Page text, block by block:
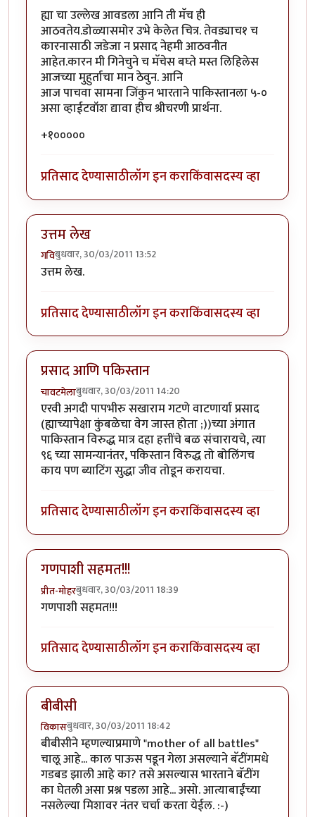
ह्या चा उल्लेख आवडला आनि ती मॅच ही
आठवतेय.डोळ्यासमोर उभे केलेत चित्र. तेवड्याच१ च
कारनासाठी जडेजा न प्रसाद नेहमी आठवनीत
आहेत.कारन मी गिनेचुने च मॅचेस बघ्ते मस्त लिहिलेस
आजच्या मुहुर्ताचा मान ठेवुन. आनि
आज पाचवा सामना जिंकुन भारताने पाकिस्तानला ५-०
असा व्हाईटवॉश द्यावा हीच श्रीचरणी प्रार्थना.
+१०००००
प्रतिसाद देण्यासाठीलॉग इन कराकिंवासदस्य व्हा
उत्तम लेख
गविबुधवार, 30/03/2011 13:52
उत्तम लेख.
प्रतिसाद देण्यासाठीलॉग इन कराकिंवासदस्य व्हा
प्रसाद आणि पकिस्तान
चावटमेलाबुधवार, 30/03/2011 14:20
एरवी अगदी पापभीरु सखाराम गटणे वाटणार्या प्रसाद
(ह्याच्यापेक्षा कुंबळेचा वेग जास्त होता ;))च्या अंगात
पाकिस्तान विरुद्ध मात्र दहा हत्तींचे बळ संचारायचे, त्या
९६ च्या सामन्यानंतर, पकिस्तान विरुद्ध तो बोलिंगच
काय पण ब्याटिंग सुद्धा जीव तोडून करायचा.
प्रतिसाद देण्यासाठीलॉग इन कराकिंवासदस्य व्हा
गणपाशी सहमत!!!
प्रीत-मोहरबुधवार, 30/03/2011 18:39
गणपाशी सहमत!!!
प्रतिसाद देण्यासाठीलॉग इन कराकिंवासदस्य व्हा
बीबीसी
विकासबुधवार, 30/03/2011 18:42
बीबीसीने म्हणल्याप्रमाणे "mother of all battles"
चालू आहे... काल पाऊस पडून गेला असल्याने बॅटींगमधे
गडबड झाली आहे का? तसे असल्यास भारताने बॅटींग
का घेतली असा प्रश्न पडला आहे... असो. आत्याबाईंच्या
नसलेल्या मिशावर नंतर चर्चा करता येईल. :-)